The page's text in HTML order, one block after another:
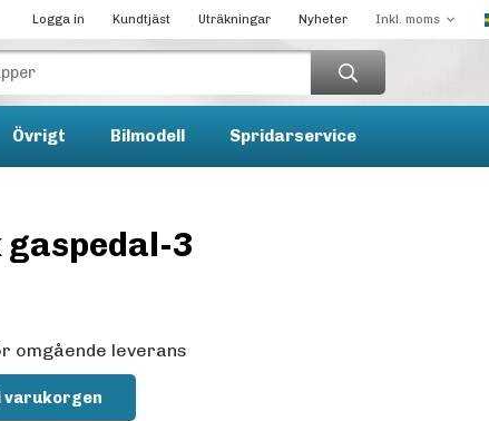
Logga in Kundtjäst Uträkningar Nyheter
Övrigt Bilmodell Spridarservice
3
omgående leverans
varukorgen